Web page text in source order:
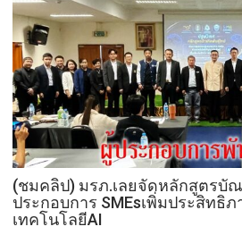
(ชมคลิป) มรภ.เลยจัดหลักสูตรบั
ประกอบการ SMEsเพิ่มประสิทธิ
เทคโนโลยีAI